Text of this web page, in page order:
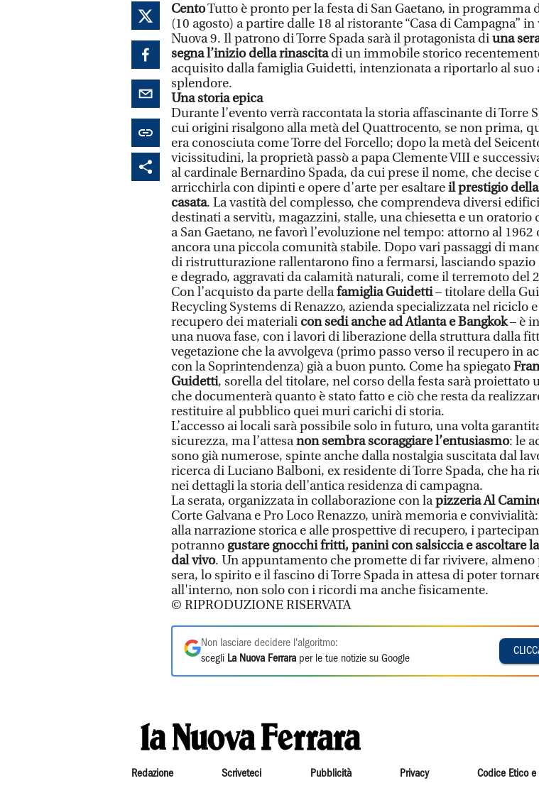
CentoTutto è pronto per la festa di San Gaetano, in programma
(10 agosto) a partire dalle 18 al ristorante “Casa di Campagna” in
Nuova 9. Il patrono di Torre Spada sarà il protagonista diuna
segna l’inizio della rinascitadi un immobile storico
acquisito dalla famiglia Guidetti, intenzionata a riportarlo al suo
splendore.
Una storia epica
Durante l’evento verrà raccontata la storia affascinante di Torre
cui origini risalgono alla metà del Quattrocento, se non prima,
era conosciuta come Torre del Forcello; dopo la metà del
vicissitudini, la proprietà passò a papa Clemente VIII e
al cardinale Bernardino Spada, da cui prese il nome, che decise
arricchirla con dipinti e opere d’arte per esaltareil prestigio
casata. La vastità del complesso, che comprendeva diversi edifici
destinati a servitù, magazzini, stalle, una chiesetta e un oratorio
a San Gaetano, ne favorì l’evoluzione nel tempo: attorno al 1962
ancora una piccola comunità stabile. Dopo vari passaggi di
di ristrutturazione rallentarono fino a fermarsi, lasciando spazio
e degrado, aggravati da calamità naturali, come il terremoto del
Con l’acquisto da parte dellafamiglia Guidetti– titolare della
Recycling Systems di Renazzo, azienda specializzata nel riciclo e
recupero dei materiali con sedi anche ad Atlanta e Bangkok– è
una nuova fase, con i lavori di liberazione della struttura dalla
vegetazione che la avvolgeva (primo passo verso il recupero in
con la Soprintendenza) già a buon punto. Come ha spiegato
Guidetti, sorella del titolare, nel corso della festa sarà proiettato
che documenterà quanto è stato fatto e ciò che resta da
restituire al pubblico quei muri carichi di storia.
L’accesso ai locali sarà possibile solo in futuro, una volta
sicurezza, ma l’attesanon sembra scoraggiare l’entusiasmo: le
sono già numerose, spinte anche dalla nostalgia suscitata dal
ricerca di Luciano Balboni, ex residente di Torre Spada, che ha
nei dettagli la storia dell’antica residenza di campagna.
La serata, organizzata in collaborazione con lapizzeria Al
Corte Galvana e Pro Loco Renazzo, unirà memoria e
alla narrazione storica e alle prospettive di recupero, i
potranno gustare gnocchi fritti, panini con salsiccia e ascoltare
dal vivo. Un appuntamento che promette di far rivivere, almeno
sera, lo spirito e il fascino di Torre Spada in attesa di poter
all'interno, non solo con i ricordi ma anche fisicamente.
© RIPRODUZIONE RISERVATA
Non lasciare decidere l'algoritmo:
scegli La Nuova Ferrara per le tue notizie su Google
Redazione Scriveteci Pubblicità Privacy Codice Etico